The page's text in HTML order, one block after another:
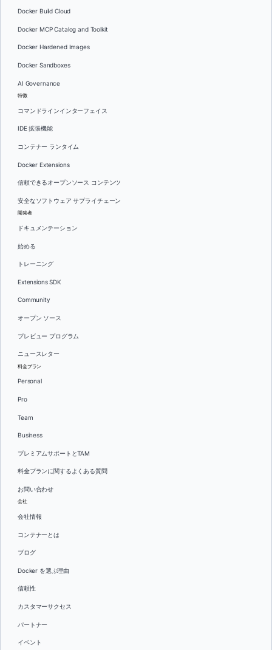
Docker Build Cloud
Docker MCP Catalog and Toolkit
Docker Hardened Images
Docker Sandboxes
AI Governance
特徴
コマンドラインインターフェイス
IDE 拡張機能
コンテナー ランタイム
Docker Extensions
信頼できるオープンソース コンテンツ
安全なソフトウェア サプライチェーン
開発者
ドキュメンテーション
始める
トレーニング
Extensions SDK
Community
オープン ソース
プレビュー プログラム
ニュースレター
料金プラン
Personal
Pro
Team
Business
プレミアムサポートとTAM
料金プランに関するよくある質問
お問い合わせ
会社
会社情報
コンテナーとは
ブログ
Docker を選ぶ理由
信頼性
カスタマーサクセス
パートナー
イベント